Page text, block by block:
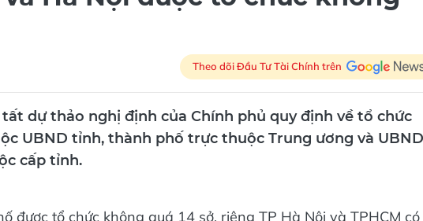
Theo dõi Đầu Tư Tài Chính trên
dự thảo nghị định của Chính phủ quy định về tổ chức
UBND tỉnh, thành phố trực thuộc Trung ương và UBND
cấp tỉnh.
được tổ chức không quá 14 sở, riêng TP Hà Nội và TPHCM có